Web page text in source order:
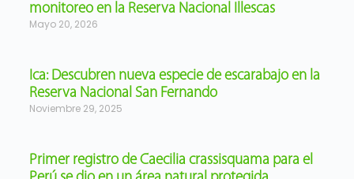
monitoreo en la Reserva Nacional Illescas
Mayo 20, 2026
Ica: Descubren nueva especie de escarabajo en la
Reserva Nacional San Fernando
Noviembre 29, 2025
Primer registro de Caecilia crassisquama para el